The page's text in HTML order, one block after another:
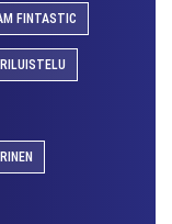
FINTASTIC